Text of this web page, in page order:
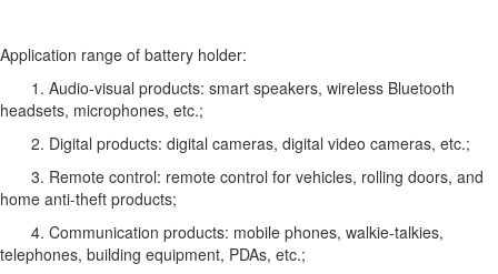
Application range of battery holder:
1. Audio-visual products: smart speakers, wireless Bluetooth
headsets, microphones, etc.;
2. Digital products: digital cameras, digital video cameras, etc.;
3. Remote control: remote control for vehicles, rolling doors, and
home anti-theft products;
4. Communication products: mobile phones, walkie-talkies,
telephones, building equipment, PDAs, etc.;